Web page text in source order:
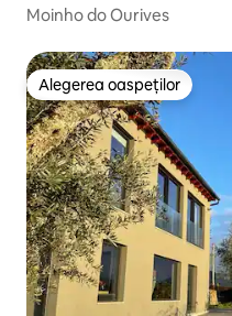
Moinho do Ourives
Alegerea oaspeților
Alegerea oaspeților